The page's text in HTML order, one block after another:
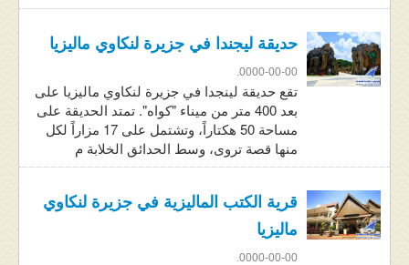
حديقة ليجندا في جزيرة لنكاوي ماليزيا
0000-00-00.
تقع حديقة لينجدا في جزيرة لنكاوي ماليزيا على
بعد 400 متر من ميناء "كواه". تمتد الحديقة على
مساحة 50 هكتاراً، وتشتمل على 17 مزاراً لكل
منها قصة تروى، وسط الحدائق الخلابة م
قرية الكتب الماليزية في جزيرة لنكاوي
ماليزيا
0000-00-00.